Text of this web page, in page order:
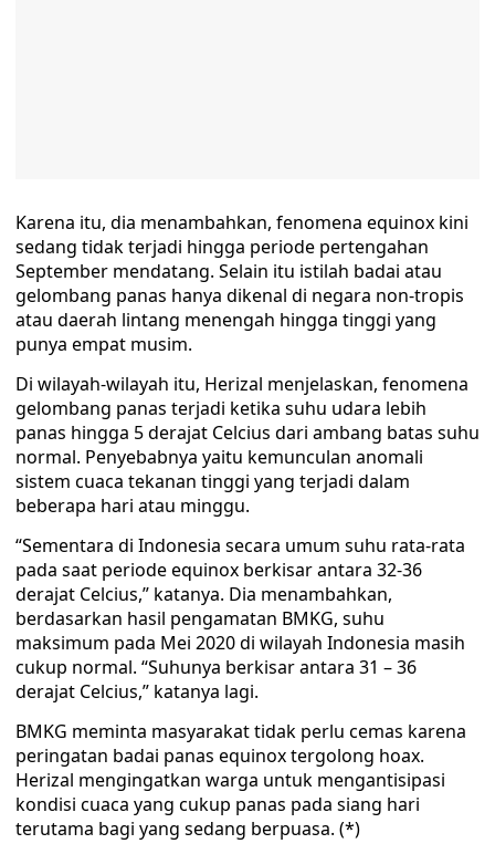
Karena itu, dia menambahkan, fenomena equinox kini
sedang tidak terjadi hingga periode pertengahan
September mendatang. Selain itu istilah badai atau
gelombang panas hanya dikenal di negara non-tropis
atau daerah lintang menengah hingga tinggi yang
punya empat musim.
Di wilayah-wilayah itu, Herizal menjelaskan, fenomena
gelombang panas terjadi ketika suhu udara lebih
panas hingga 5 derajat Celcius dari ambang batas suhu
normal. Penyebabnya yaitu kemunculan anomali
sistem cuaca tekanan tinggi yang terjadi dalam
beberapa hari atau minggu.
“Sementara di Indonesia secara umum suhu rata-rata
pada saat periode equinox berkisar antara 32-36
derajat Celcius,” katanya. Dia menambahkan,
berdasarkan hasil pengamatan BMKG, suhu
maksimum pada Mei 2020 di wilayah Indonesia masih
cukup normal. “Suhunya berkisar antara 31 – 36
derajat Celcius,” katanya lagi.
BMKG meminta masyarakat tidak perlu cemas karena
peringatan badai panas equinox tergolong hoax.
Herizal mengingatkan warga untuk mengantisipasi
kondisi cuaca yang cukup panas pada siang hari
terutama bagi yang sedang berpuasa. (*)